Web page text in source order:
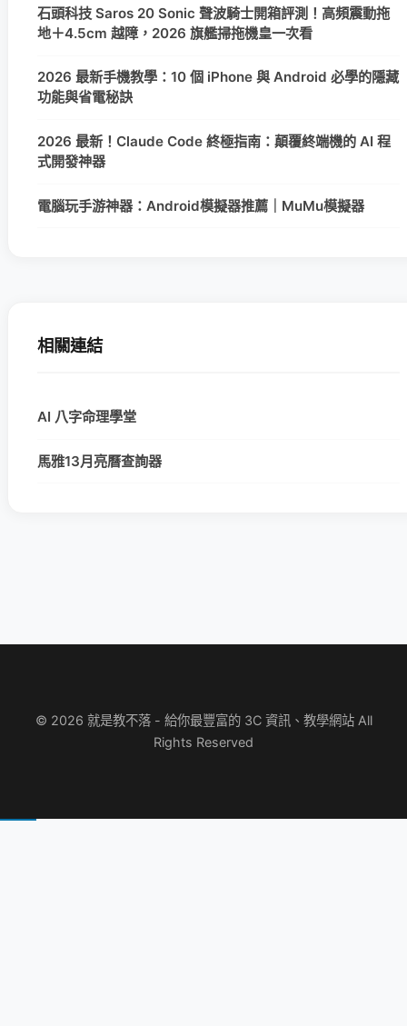
石頭科技 Saros 20 Sonic 聲波騎士開箱評測！高頻震動拖
地＋4.5cm 越障，2026 旗艦掃拖機皇一次看
2026 最新手機教學：10 個 iPhone 與 Android 必學的隱藏
功能與省電秘訣
2026 最新！Claude Code 終極指南：顛覆終端機的 AI 程
式開發神器
電腦玩手游神器：Android模擬器推薦｜MuMu模擬器
相關連結
AI 八字命理學堂
馬雅13月亮曆查詢器
© 2026 就是教不落 - 給你最豐富的 3C 資訊、教學網站 All
Rights Reserved